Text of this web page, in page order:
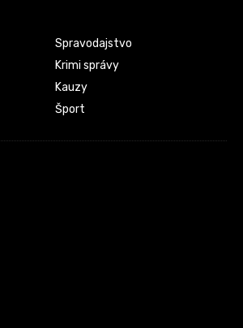
Spravodajstvo
Krimi správy
Kauzy
Šport